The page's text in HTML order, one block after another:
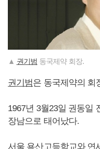
▲ 권기범 동국제약 회장.
권기범은 동국제약의 회
1967년 3월23일 권동일
장남으로 태어났다.
서울 용산고등학교와 연